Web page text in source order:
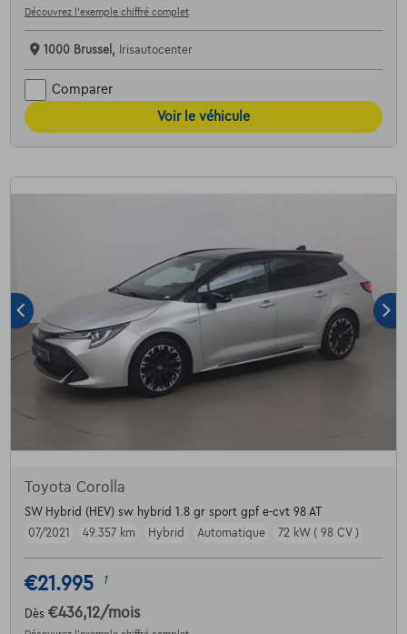
Découvrez l’exemple chiffré complet
1000 Brussel, Irisautocenter
Comparer
Voir le véhicule
Toyota Corolla
SW Hybrid (HEV) sw hybrid 1.8 gr sport gpf e-cvt 98 AT
07/2021
49.357 km Hybrid Automatique 72 kW ( 98 CV )
€21.995 1
Dès €436,12/mois